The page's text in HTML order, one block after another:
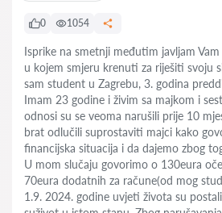
0 1054
Isprike na smetnji međutim javljam
u kojem smjeru krenuti za riješiti svoju
sam student u Zagrebu, 3. godina
Imam 23 godine i živim sa majkom i
odnosi su se veoma narušili prije 10
brat odlučili suprostaviti majci kako
financijska situacija i da dajemo zbog
U mom slučaju govorimo o 130eura
70eura dodatnih za račune(od mog
1.9. 2024. godine uvjeti života su